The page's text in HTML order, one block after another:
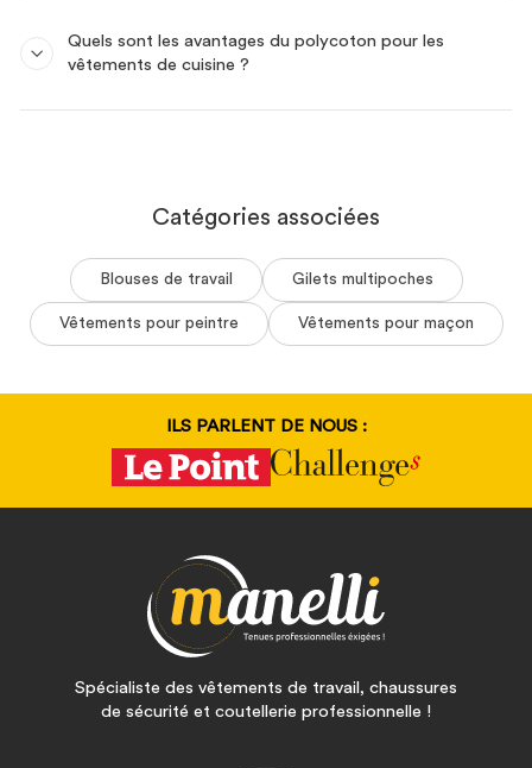
Quels sont les avantages du polycoton pour les
vêtements de cuisine ?
Catégories associées
Blouses de travail Gilets multipoches
Vêtements pour peintre Vêtements pour maçon
ILS PARLENT DE NOUS :
Spécialiste des vêtements de travail, chaussures
de sécurité et coutellerie professionnelle !